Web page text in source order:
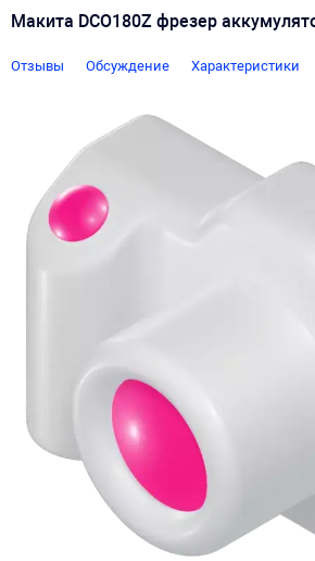
Макита DCO180Z фрезер
Отзывы Обсуждение Характеристики